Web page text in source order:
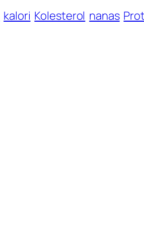
kalori Kolesterol nanas